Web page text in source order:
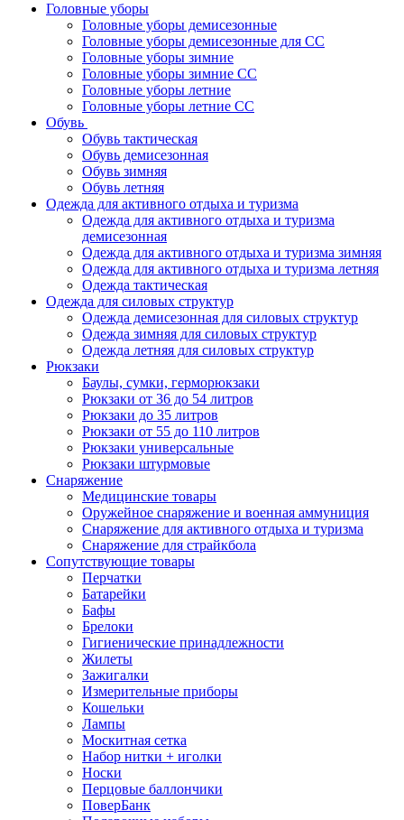
Головные уборы
Головные уборы демисезонные
Головные уборы демисезонные для СС
Головные уборы зимние
Головные уборы зимние СС
Головные уборы летние
Головные уборы летние СС
Обувь
Обувь тактическая
Обувь демисезонная
Обувь зимняя
Обувь летняя
Одежда для активного отдыха и туризма
Одежда для активного отдыха и туризма
демисезонная
Одежда для активного отдыха и туризма зимняя
Одежда для активного отдыха и туризма летняя
Одежда тактическая
Одежда для силовых структур
Одежда демисезонная для силовых структур
Одежда зимняя для силовых структур
Одежда летняя для силовых структур
Рюкзаки
Баулы, сумки, герморюкзаки
Рюкзаки от 36 до 54 литров
Рюкзаки до 35 литров
Рюкзаки от 55 до 110 литров
Рюкзаки универсальные
Рюкзаки штурмовые
Снаряжение
Медицинские товары
Оружейное снаряжение и военная аммуниция
Снаряжение для активного отдыха и туризма
Снаряжение для страйкбола
Сопутствующие товары
Перчатки
Батарейки
Бафы
Брелоки
Гигиенические принадлежности
Жилеты
Зажигалки
Измерительные приборы
Кошельки
Лампы
Москитная сетка
Набор нитки + иголки
Носки
Перцовые баллончики
ПоверБанк